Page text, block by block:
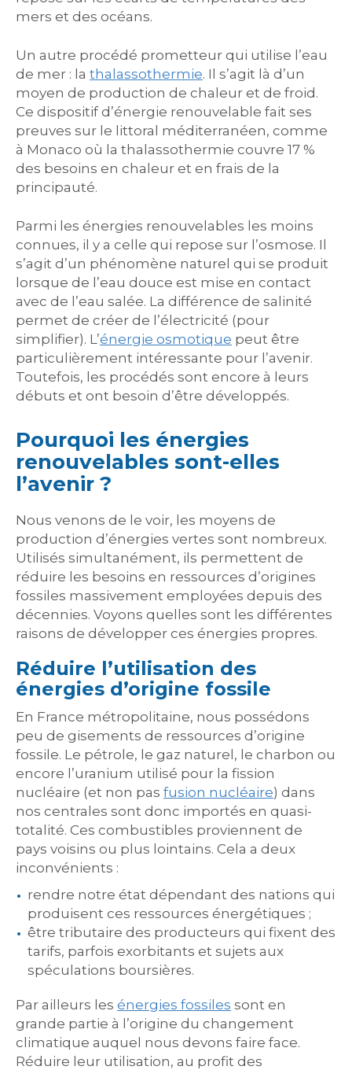
mers et des océans.
Un autre procédé prometteur qui utilise l’eau
de mer : la thalassothermie. Il s’agit là d’un
moyen de production de chaleur et de froid.
Ce dispositif d’énergie renouvelable fait ses
preuves sur le littoral méditerranéen, comme
à Monaco où la thalassothermie couvre 17 %
des besoins en chaleur et en frais de la
principauté.
Parmi les énergies renouvelables les moins
connues, il y a celle qui repose sur l’osmose. Il
s’agit d’un phénomène naturel qui se produit
lorsque de l’eau douce est mise en contact
avec de l’eau salée. La différence de salinité
permet de créer de l’électricité (pour
simplifier). L’énergie osmotique peut être
particulièrement intéressante pour l’avenir.
Toutefois, les procédés sont encore à leurs
débuts et ont besoin d’être développés.
Pourquoi les énergies
renouvelables sont-elles
l’avenir ?
Nous venons de le voir, les moyens de
production d’énergies vertes sont nombreux.
Utilisés simultanément, ils permettent de
réduire les besoins en ressources d’origines
fossiles massivement employées depuis des
décennies. Voyons quelles sont les différentes
raisons de développer ces énergies propres.
Réduire l’utilisation des
énergies d’origine fossile
En France métropolitaine, nous possédons
peu de gisements de ressources d’origine
fossile. Le pétrole, le gaz naturel, le charbon ou
encore l’uranium utilisé pour la fission
nucléaire (et non pas fusion nucléaire) dans
nos centrales sont donc importés en quasi-
totalité. Ces combustibles proviennent de
pays voisins ou plus lointains. Cela a deux
inconvénients :
rendre notre état dépendant des nations qui
produisent ces ressources énergétiques ;
être tributaire des producteurs qui fixent des
tarifs, parfois exorbitants et sujets aux
spéculations boursières.
Par ailleurs les énergies fossiles sont en
grande partie à l’origine du changement
climatique auquel nous devons faire face.
Réduire leur utilisation, au profit des